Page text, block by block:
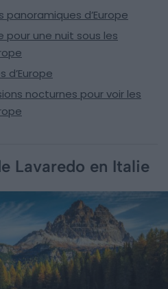
panoramiques d’Europe
pour une nuit sous les
d’Europe
nocturnes pour voir les
Lavaredo en Italie